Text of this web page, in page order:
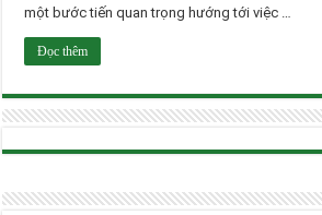
một bước tiến quan trọng hướng tới việc …
Đọc thêm